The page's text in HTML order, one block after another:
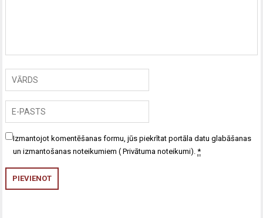
Izmantojot komentēšanas formu, jūs piekrītat portāla datu glabāšanas
un izmantošanas noteikumiem ( Privātuma noteikumi).*